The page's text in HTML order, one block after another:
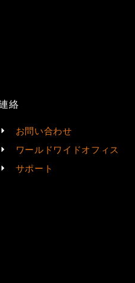
絡
お問い合わせ
ワールドワイドオフィス
サポート